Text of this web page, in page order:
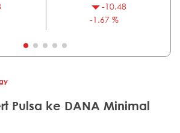
-10.48
-1.67 %
Pulsa ke DANA Minimal